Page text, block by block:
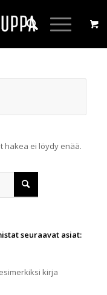
hakea ei löydy enää.
seuraavat asiat:
kirja